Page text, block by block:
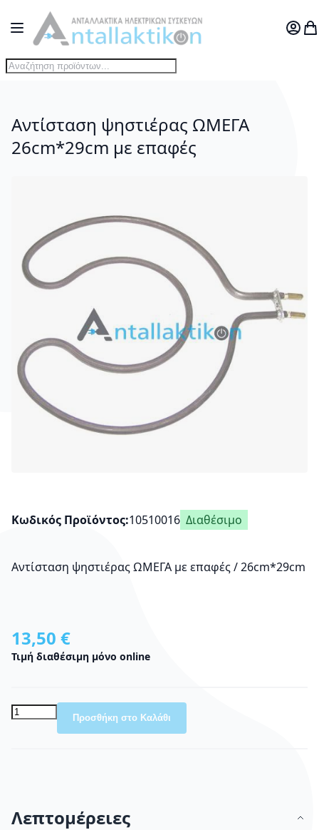
Μετάβαση στο περιεχόμενο
Toggle Nav
Ο
Αντίσταση ψηστιέρας ΩΜΕΓΑ
26cm*29cm με επαφές
Κωδικός Προϊόντος 10510016 Διαθέσιμο
Αντίσταση ψηστιέρας ΩΜΕΓΑ με επαφές / 26cm*29cm
13,50 €
Τιμή διαθέσιμη μόνο online
Προσθήκη στο Καλάθι
Λεπτομέρειες